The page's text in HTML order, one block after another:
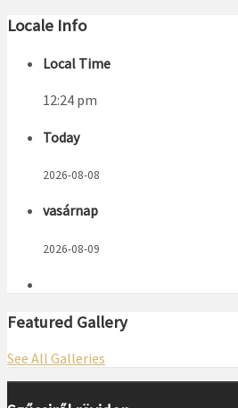
Locale Info
Local Time
12:24 pm
Today
2026-08-08
vasárnap
2026-08-09
Featured Gallery
See All Galleries